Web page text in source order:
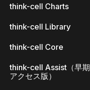
think-cell Charts
think-cell Library
think-cell Core
think-cell Assist（早期
アクセス版）